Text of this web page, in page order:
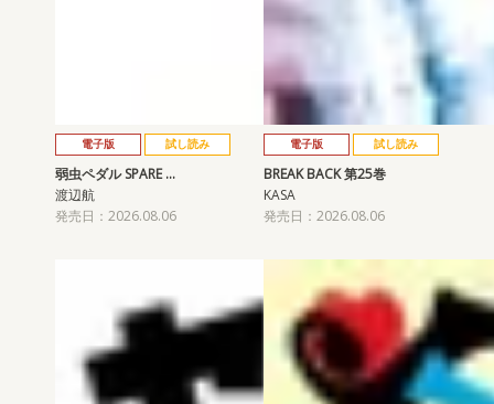
電子版 試し読み
弱虫ペダル SPARE …
渡辺航
発売日：2026.08.06
電子版 試し読み
BREAK BACK 第25巻
KASA
発売日：2026.08.06